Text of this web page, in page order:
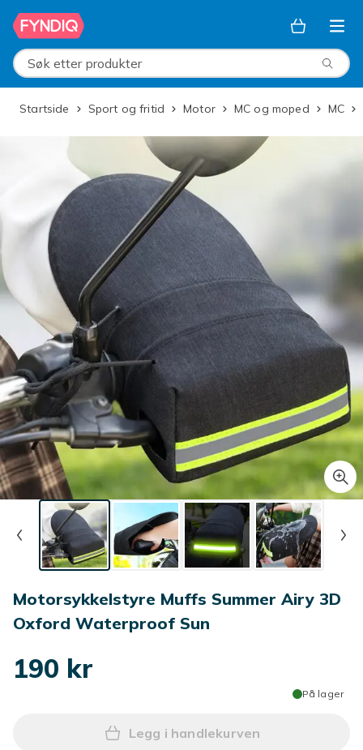
Hopp til hovedinnhold
Søk etter produkter
Startside Sport og fritid Motor MC og moped MC
Motorsykkelstyre Muffs Summer Airy 3D
Oxford Waterproof Sun
190 kr
På lager
Legg Motorsykkelstyre
Legg i handlekurven